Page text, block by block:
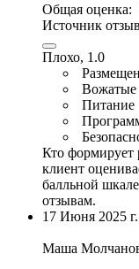
Общая оценка:
Источник
Плохо, 1.0
Вожатые
Питание
Кто формирует
клиент
балльной
отзывам.
17 Июня 2025 г.
Маша